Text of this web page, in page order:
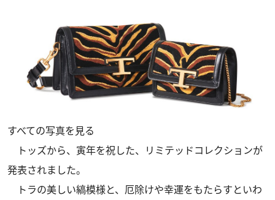
すべての写真を見る
トッズから、寅年を祝した、リミテッドコレクションが
発表されました。
トラの美しい縞模様と、厄除けや幸運をもたらすといわ